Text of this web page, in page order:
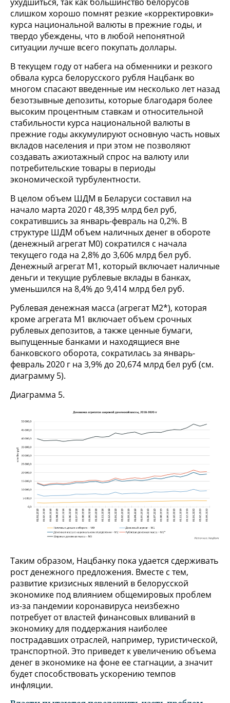
слишком хорошо помнят резкие «корректировки»
курса национальной валюты в прежние годы, и
твердо убеждены, что в любой непонятной
ситуации лучше всего покупать доллары.
В текущем году от набега на обменники и резкого
обвала курса белорусского рубля Нацбанк во
многом спасают введенные им несколько лет назад
безотзывные депозиты, которые благодаря более
высоким процентным ставкам и относительной
стабильности курса национальной валюты в
прежние годы аккумулируют основную часть новых
вкладов населения и при этом не позволяют
создавать ажиотажный спрос на валюту или
потребительские товары в периоды
экономической турбулентности.
В целом объем ШДМ в Беларуси составил на
начало марта 2020 г 48,395 млрд бел руб,
сократившись за январь-февраль на 0,2%. В
структуре ШДМ объем наличных денег в обороте
(денежный агрегат M0) сократился с начала
текущего года на 2,8% до 3,606 млрд бел руб.
Денежный агрегат M1, который включает наличные
деньги и текущие рублевые вклады в банках,
уменьшился на 8,4% до 9,414 млрд бел руб.
Рублевая денежная масса (агрегат М2*), которая
кроме агрегата М1 включает объем срочных
рублевых депозитов, а также ценные бумаги,
выпущенные банками и находящиеся вне
банковского оборота, сократилась за январь-
февраль 2020 г на 3,9% до 20,674 млрд бел руб (см.
диаграмму 5).
Диаграмма 5.
Таким образом, Нацбанку пока удается сдерживать
рост денежного предложения. Вместе с тем,
развитие кризисных явлений в белорусской
экономике под влиянием общемировых проблем
из-за пандемии коронавируса неизбежно
потребует от властей финансовых вливаний в
экономику для поддержания наиболее
пострадавших отраслей, например, туристической,
транспортной. Это приведет к увеличению объема
денег в экономике на фоне ее стагнации, а значит
будет способствовать ускорению темпов
инфляции.